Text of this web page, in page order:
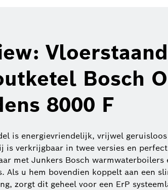
Bosch
8000 F
is energievriendelijk, vrijwel
is verkrijgbaar in twee versies en perfect
met Junkers Bosch warmwaterboilers
Als u hem bovendien koppelt aan een
zorgt dit geheel voor een ErP